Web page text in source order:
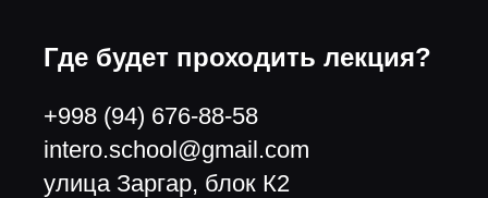
Где будет проходить лекция?
+998 (94) 676-88-58
intero.school@gmail.com
улица Заргар, блок К2